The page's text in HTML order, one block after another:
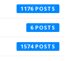
1176
6
1574